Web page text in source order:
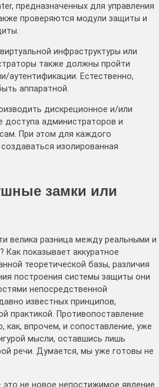
предназначенных для управления
проверяются модули защиты и
инфраструктуры или
также должны пройти
аутентификации. Естественно,
аппаратной.
дискреционное и/или
доступа администраторов и
При этом для каждого
изолированная
замки или
велика разница между реальными и
Как показывает аккуратное
теоретической базы, различия
построения системы защиты они
непосредственной
известных принципов,
практикой. Противопоставление
как, впрочем, и сопоставление, уже
мысли, оставшись лишь
речи. Думается, мы уже готовы не
это не новое непостижимое явление